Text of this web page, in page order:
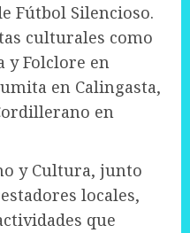
Fútbol Silencioso.
culturales como
y Folclore en
en Calingasta,
en
y Cultura, junto
locales,
que